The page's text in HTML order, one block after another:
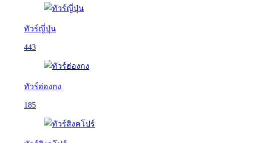
ทัวร์ญี่ปุ่น
443
ทัวร์ฮ่องกง
185